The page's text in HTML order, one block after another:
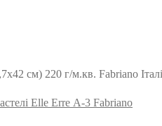
см) 220 г/м.кв. Fabriano
Elle Erre А-3 Fabriano